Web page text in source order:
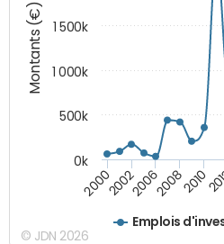
Montants (€)
Emplois
20002002200620082010
0k
500k
1 000k
1 500k
© JDN 2026